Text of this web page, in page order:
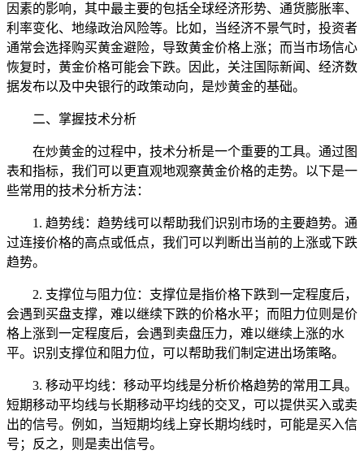
因素的影响，其中最主要的包括全球经济形势、通货膨胀率、
利率变化、地缘政治风险等。比如，当经济不景气时，投资者
通常会选择购买黄金避险，导致黄金价格上涨；而当市场信心
恢复时，黄金价格可能会下跌。因此，关注国际新闻、经济数
据发布以及中央银行的政策动向，是炒黄金的基础。
二、掌握技术分析
在炒黄金的过程中，技术分析是一个重要的工具。通过图
表和指标，我们可以更直观地观察黄金价格的走势。以下是一
些常用的技术分析方法：
1. 趋势线：趋势线可以帮助我们识别市场的主要趋势。通
过连接价格的高点或低点，我们可以判断出当前的上涨或下跌
趋势。
2. 支撑位与阻力位：支撑位是指价格下跌到一定程度后，
会遇到买盘支撑，难以继续下跌的价格水平；而阻力位则是价
格上涨到一定程度后，会遇到卖盘压力，难以继续上涨的水
平。识别支撑位和阻力位，可以帮助我们制定进出场策略。
3. 移动平均线：移动平均线是分析价格趋势的常用工具。
短期移动平均线与长期移动平均线的交叉，可以提供买入或卖
出的信号。例如，当短期均线上穿长期均线时，可能是买入信
号；反之，则是卖出信号。